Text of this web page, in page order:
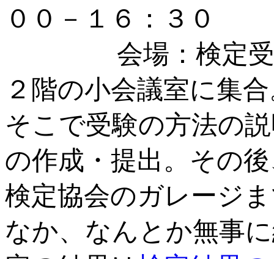
００－１６：３０
会場：検定受験
２階の小会議室に集
そこで受験の方法の
の作成・提出。その
検定協会のガレージ
なか、なんとか無事